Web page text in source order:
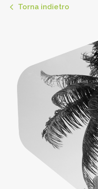
Torna indietro